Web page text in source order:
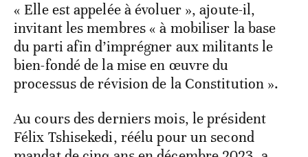
« Elle est appelée à évoluer », ajoute-il,
invitant les membres « à mobiliser la base
du parti afin d’imprégner aux militants le
bien-fondé de la mise en œuvre du
processus de révision de la Constitution ».
Au cours des derniers mois, le président
Félix Tshisekedi, réélu pour un second